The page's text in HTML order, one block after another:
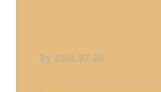
2026.07.30.